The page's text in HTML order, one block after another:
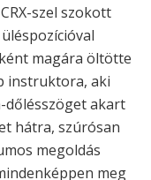
szel szokott
magára öltötte
instruktora, aki
dőlésszöget akart
hátra, szúrósan
megoldás
meg